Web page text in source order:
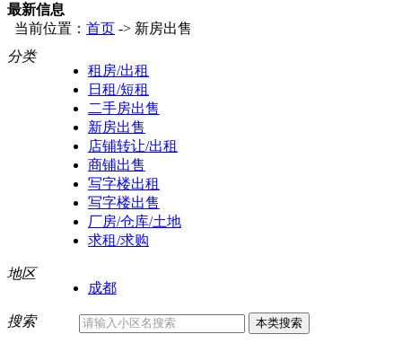
最新信息
当前位置： 首页 -> 新房出售
分类
租房/出租
日租/短租
二手房出售
新房出售
店铺转让/出租
商铺出售
写字楼出租
写字楼出售
厂房/仓库/土地
求租/求购
地区
成都
搜索